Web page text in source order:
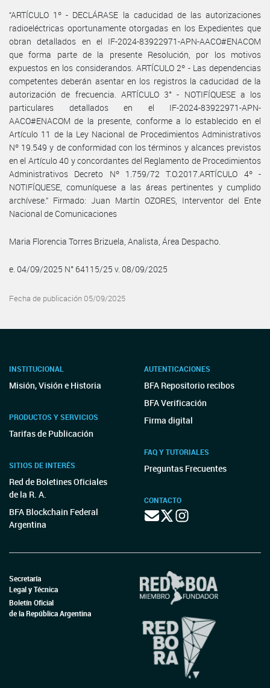
“ARTÍCULO 1º - DECLÁRASE la caducidad de las autorizaciones
radioeléctricas oportunamente otorgadas en los Expedientes que
obran detallados en el IF-2024-83922971-APN-AACO#ENACOM
que forma parte de la presente Resolución, por los motivos
expuestos en los considerandos. ARTÍCULO 2º - Las dependencias
competentes deberán asentar en los registros la caducidad de la
autorización de frecuencia. ARTÍCULO 3° - NOTIFÍQUESE a los
particulares detallados en el IF-2024-83922971-APN-
AACO#ENACOM de la presente, conforme a lo establecido en el
Artículo 11 de la Ley Nacional de Procedimientos Administrativos
Nº 19.549 y de conformidad con los términos y alcances previstos
en el Artículo 40 y concordantes del Reglamento de Procedimientos
Administrativos Decreto Nº 1.759/72 T.O.2017.ARTÍCULO 4º -
NOTIFÍQUESE, comuníquese a las áreas pertinentes y cumplido
archívese.” Firmado: Juan Martín OZORES, Interventor del Ente
Nacional de Comunicaciones
Maria Florencia Torres Brizuela, Analista, Área Despacho.
e. 04/09/2025 N° 64115/25 v. 08/09/2025
Fecha de publicación 05/09/2025
INSTITUCIONAL
Misión, Visión e Historia
PRODUCTOS Y SERVICIOS
Tarifas de Publicación
SITIOS DE INTERÉS
Red de Boletines Oficiales
de la R. A.
BFA Blockchain Federal
Argentina
AUTENTICACIONES
BFA Repositorio recibos
BFA Verificación
Firma digital
FAQ Y TUTORIALES
Preguntas Frecuentes
CONTACTO
Secretaría
Legal y Técnica
Boletín Oficial
de la República Argentina